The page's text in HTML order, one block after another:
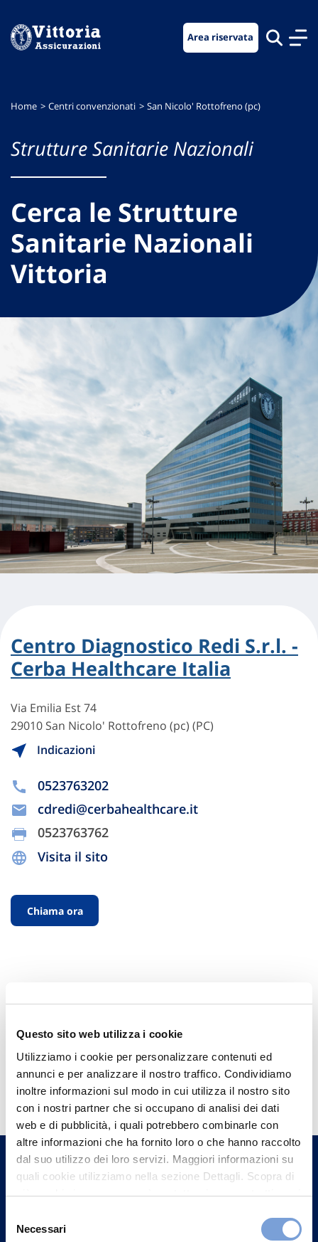
Questo sito web utilizza i cookie
Utilizziamo i cookie per personalizzare contenuti ed
annunci e per analizzare il nostro traffico. Condividiamo
inoltre informazioni sul modo in cui utilizza il nostro sito
con i nostri partner che si occupano di analisi dei dati
web e di pubblicità, i quali potrebbero combinarle con
altre informazioni che ha fornito loro o che hanno raccolto
dal suo utilizzo dei loro servizi. Maggiori informazioni su
quali cookie utilizziamo nella sezione Dettagli. Scopra di
più su chi siamo, come può contattarci e come trattiamo i
può trovare nel footer del sito nella sezione "Informativa
delNecessari
menu
contenuto
footer
Area riservata
Home Centri convenzionati San Nicolo' Rottofreno (pc)
Strutture Sanitarie Nazionali
Cerca le Strutture
Sanitarie Nazionali
Vittoria
Centro Diagnostico Redi S.r.l. -
Cerba Healthcare Italia
Via Emilia Est 74
29010 San Nicolo' Rottofreno (pc) (PC)
Indicazioni
0523763202
cdredi@cerbahealthcare.it
0523763762
Visita il sito
Chiama ora
Hai bisogno di
informazioni?
Trova l'Agenzia più vicina a te e parla con
un nostro Agente.
Contattaci